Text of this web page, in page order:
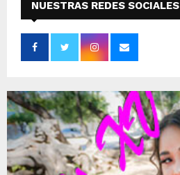
NUESTRAS REDES SOCIALES